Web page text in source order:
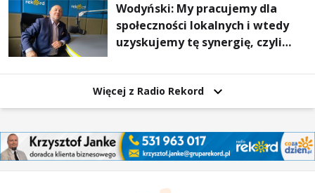
Wodyński: My pracujemy dla
społeczności lokalnych i wtedy
uzyskujemy tę synergię, czyli
Więcej z Radio Rekord